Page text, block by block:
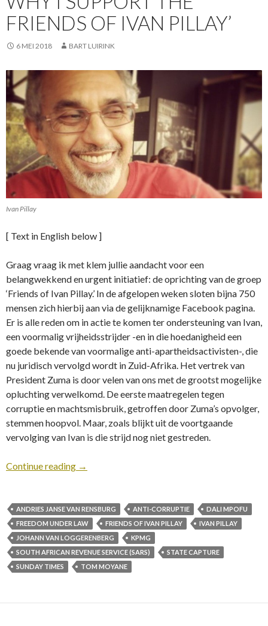
FRIENDS OF IVAN PILLAY’
6 MEI 2018 BART LUIRINK
Ivan Pillay
[ Text in English below ]
Graag vraag ik met klem jullie aandacht voor een
belangwekkend en urgent initiatief: de oprichting van de groep
‘Friends of Ivan Pillay.’ In de afgelopen weken ​sloten bijna 750
mensen zich hierbij aan via de gelijknamige Facebook pagina.
Er is alle reden om in actie te komen ter ondersteuning van Ivan,
een voormalig vrijheidsstrijder -en in die hoedanigheid een
goede bekende van voormalige anti-apartheidsactivisten-, die
nu juridisch vervolgd wordt in Zuid-Afrika. Het vertrek van
President Zuma is door velen van ons met de grootst mogelijke
opluchting verwelkomd. De eerste maatregelen tegen
corruptie en machtsmisbruik​, getroffen door Zuma’s opvolger,​
stemmen hoopvol. Maar, zoals blijkt uit de voortgaande
vervolging van Ivan is die strijd nog niet gestreden.
Continue reading →
ANDRIES JANSE VAN RENSBURG ANTI-CORRUPTIE
DALI MPOFU
FREEDOM UNDER LAW
FRIENDS OF IVAN PILLAY
IVAN PILLAY
JOHANN VAN LOGGERENBERG
KPMG
SOUTH AFRICAN REVENUE SERVICE (SARS)
STATE CAPTURE
SUNDAY TIMES
TOM MOYANE